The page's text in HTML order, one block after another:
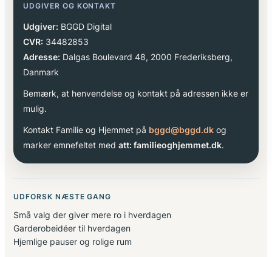
UDGIVER OG KONTAKT
Udgiver: BGGD Digital
CVR: 34482853
Adresse: Dalgas Boulevard 48, 2000 Frederiksberg,
Danmark
Bemærk, at henvendelse og kontakt på adressen ikke er
mulig.
Kontakt Familie og Hjemmet på bggd@bggd.dk og
marker emnefeltet med att: familieoghjemmet.dk.
UDFORSK NÆSTE GANG
Små valg der giver mere ro i hverdagen
Garderobeidéer til hverdagen
Hjemlige pauser og rolige rum